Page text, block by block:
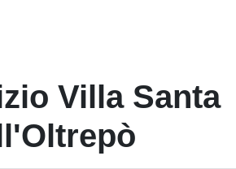
Villa Santa